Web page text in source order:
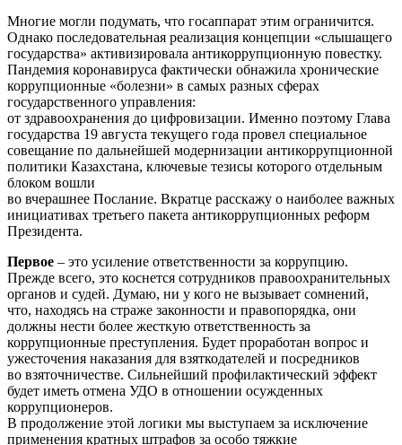
Многие могли подумать, что госаппарат этим ограничится.
Однако последовательная реализация концепции «слышащего
государства» активизировала антикоррупционную повестку.
Пандемия коронавируса фактически обнажила хронические
коррупционные «болезни» в самых разных сферах
государственного управления:
от здравоохранения до цифровизации. Именно поэтому Глава
государства 19 августа текущего года провел специальное
совещание по дальнейшей модернизации антикоррупционной
политики Казахстана, ключевые тезисы которого отдельным
блоком вошли
во вчерашнее Послание. Вкратце расскажу о наиболее важных
инициативах третьего пакета антикоррупционных реформ
Президента.
Первое – это усиление ответственности за коррупцию.
Прежде всего, это коснется сотрудников правоохранительных
органов и судей. Думаю, ни у кого не вызывает сомнений,
что, находясь на страже законности и правопорядка, они
должны нести более жесткую ответственность за
коррупционные преступления. Будет проработан вопрос и
ужесточения наказания для взяткодателей и посредников
во взяточничестве. Сильнейший профилактический эффект
будет иметь отмена УДО в отношении осужденных
коррупционеров.
В продолжение этой логики мы выступаем за исключение
применения кратных штрафов за особо тяжкие